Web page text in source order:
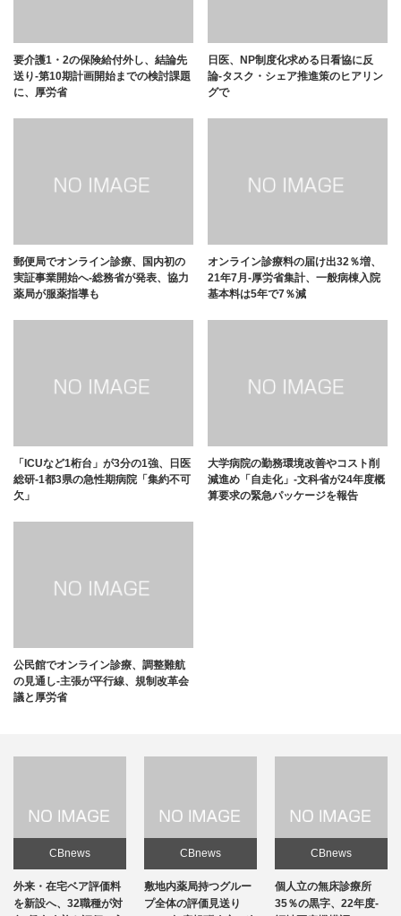
要介護1・2の保険給付外し、結論先
送り-第10期計画開始までの検討課題
に、厚労省
日医、NP制度化求める日看協に反
論-タスク・シェア推進策のヒアリン
グで
郵便局でオンライン診療、国内初の
実証事業開始へ-総務省が発表、協力
薬局が服薬指導も
オンライン診療料の届け出32％増、
21年7月-厚労省集計、一般病棟入院
基本料は5年で7％減
「ICUなど1桁台」が3分の1強、日医
総研-1都3県の急性期病院「集約不可
欠」
大学病院の勤務環境改善やコスト削
減進め「自走化」-文科省が24年度概
算要求の緊急パッケージを報告
公民館でオンライン診療、調整難航
の見通し-主張が平行線、規制改革会
議と厚労省
CBnews
敷地内薬局持つグルー
プ全体の評価見送り
CBnews
個人立の無床診療所
35％の黒字、22年度-
CBnews
個人立の無床診療所
35％の黒字、22年度-